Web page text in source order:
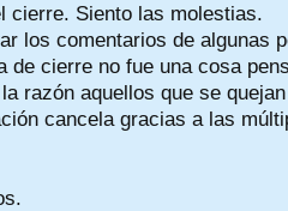
cierre. Siento las molestias.
los comentarios de algunas
de cierre no fue una cosa
razón aquellos que se
cancela gracias a las